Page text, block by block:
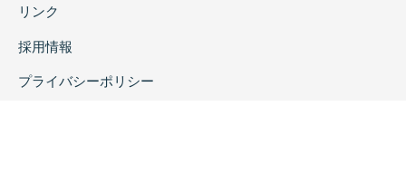
リンク
採用情報
プライバシーポリシー